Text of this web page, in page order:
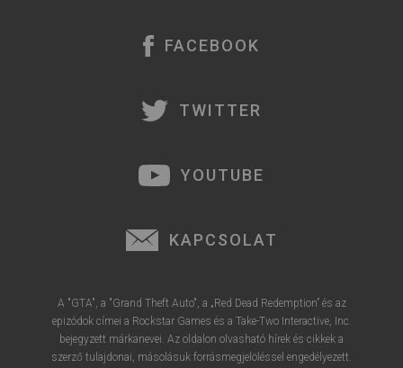
FACEBOOK
TWITTER
YOUTUBE
KAPCSOLAT
A "GTA", a "Grand Theft Auto", a „Red Dead Redemption” és az
epizódok címei a Rockstar Games és a Take-Two Interactive, Inc.
bejegyzett márkanevei. Az oldalon olvasható hírek és cikkek a
szerző tulajdonai, másolásuk forrásmegjelöléssel engedélyezett.